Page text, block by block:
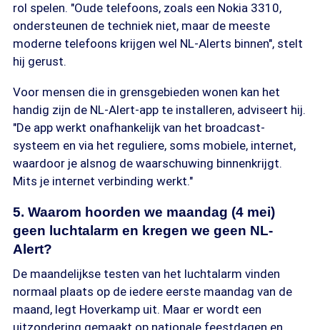
rol spelen. "Oude telefoons, zoals een Nokia 3310,
ondersteunen de techniek niet, maar de meeste
moderne telefoons krijgen wel NL-Alerts binnen", stelt
hij gerust.
Voor mensen die in grensgebieden wonen kan het
handig zijn de NL-Alert-app te installeren, adviseert hij.
"De app werkt onafhankelijk van het broadcast-
systeem en via het reguliere, soms mobiele, internet,
waardoor je alsnog de waarschuwing binnenkrijgt.
Mits je internet verbinding werkt."
5. Waarom hoorden we maandag (4 mei)
geen luchtalarm en kregen we geen NL-
Alert?
De maandelijkse testen van het luchtalarm vinden
normaal plaats op de iedere eerste maandag van de
maand, legt Hoverkamp uit. Maar er wordt een
uitzondering gemaakt op nationale feestdagen en